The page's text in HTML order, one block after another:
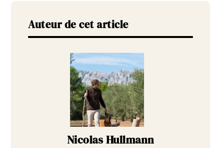
Auteur de cet article
Nicolas Hullmann